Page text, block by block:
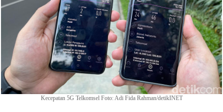
Kecepatan 5G Telkomsel Foto: Adi Fida Rahman/detikINET